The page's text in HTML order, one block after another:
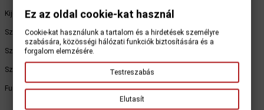
Kijelző
Szíj/karperec
Szíj
Szíj/karperec anyaga
Nejlon
Szíj/karperec szélessége
Funkciók és jellemzők
perc
Ez az oldal cookie-kat használ
Cookie-kat használunk a tartalom és a hirdetések személyre
szabására, közösségi hálózati funkciók biztosítására és a
forgalom elemzésére.
Testreszabás
Elutasít